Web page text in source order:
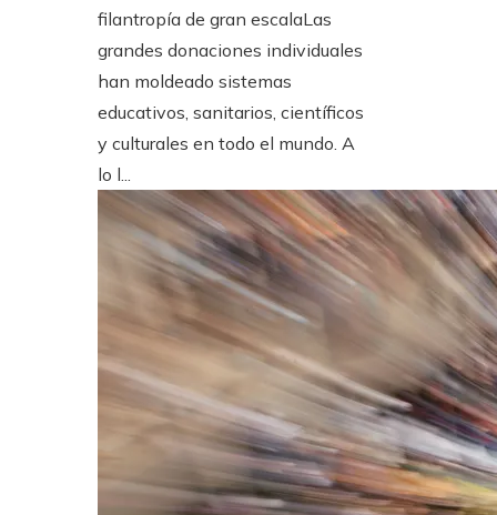
filantropía de gran escalaLas
grandes donaciones individuales
han moldeado sistemas
educativos, sanitarios, científicos
y culturales en todo el mundo. A
lo l...